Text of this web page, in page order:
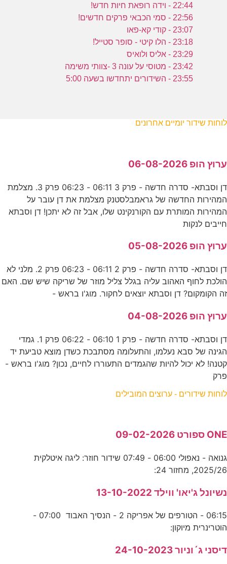
22:44 - וידה רופאת חיות חדש!
22:56 - סמי הכבאי פרקים חדשים!
23:07 - קודי קא-פאו
23:18 - הלו קיטי - סופר סטייל!
23:29 - אליס ולואיס
23:42 - מטוסי על עונה 3 -צוותי משימה
23:55 - השידורים יתחדשו בשעה 5:00
לוחות שידור יומיים אחרונים
ערוץ הופ 06-08-2026
דן וסבתא- סדרה חדשה - פרק 3 06:11 - 06:23 פרק 3. מצלמת
המהירות החדשה של גראמבלסטנק מצלמת את דן עובר על
המהירות המותרת עם הקורנקינט שלו, אבל זה לא יתכן! דן וסבתא
חייבים לנקות
ערוץ הופ 05-08-2026
דן וסבתא- סדרה חדשה - פרק 2 06:11 - 06:23 פרק 2. מלני לא
הולכת לחוף האהוב עליה בגלל צליל מוזר של שריקה שיש שם. האם
זה הקומקום? דן וסבתא יוצאים לחקור. מוג'ו בראש -
ערוץ הופ 04-08-2026
דן וסבתא- סדרה חדשה - פרק 1 06:10 - 06:22 פרק 1. גמדי
הגינה של סבא נעלמו, והתעלומה מסתבכת כשדן מוצא טביעת יד
קטנה! לא יכול להיות שהגמדים התעוררו לחיים, נכון? מוג'ו בראש -
פרק
לוחות שידורים - ערוצים המובילים
ONE ספורט 09-02-2026
גנואה - נאפולי 06:00 - 07:49 שידור חוזר: ליגה איטלקית
2025/26, מחזור 24:
נשיונל ג'יאו' ווילד 13-10-2022
06:15 - הטורפים של אפריקה 2 - הנסיך האבוד 07:00 -
הוטרינרית מיוקון:
דיסני ג´וניור 24-10-2023